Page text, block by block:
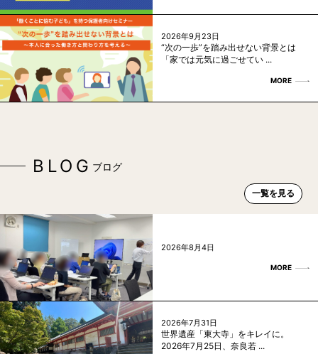
2026年9月23日
“次の一歩”を踏み出せない背景とは
「家では元気に過ごせてい ...
MORE
BLOG ブログ
一覧を見る
2026年8月4日
MORE
2026年7月31日
世界遺産「東大寺」をキレイに。
2026年7月25日、奈良若 ...